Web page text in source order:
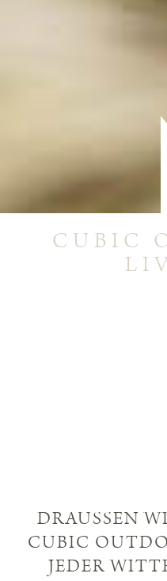
CUBIC
DRAUSSEN
UBIC
EDER